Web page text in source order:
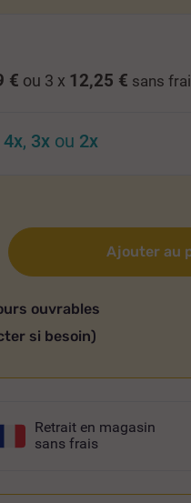
€ ou 3 x 12,25 € sans
4x, 3x ou 2x
Ajouter au
ouvrables
si besoin)
Retrait en magasin
sans frais